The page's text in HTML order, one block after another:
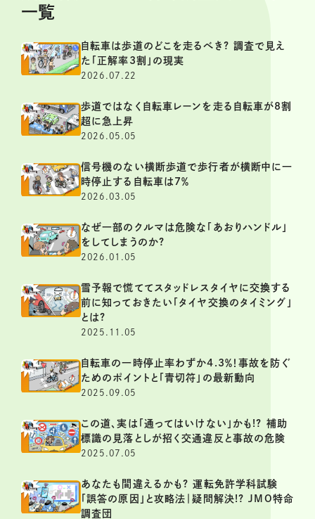
一覧
自転車は歩道のどこを走るべき? 調査で見え
た「正解率3割」の現実
2026.07.22
歩道ではなく自転車レーンを走る自転車が8割
超に急上昇
2026.05.05
信号機のない横断歩道で歩行者が横断中に一
時停止する自転車は7％
2026.03.05
なぜ一部のクルマは危険な「あおりハンドル」
をしてしまうのか?
2026.01.05
雪予報で慌ててスタッドレスタイヤに交換する
前に知っておきたい「タイヤ交換のタイミング」
とは?
2025.11.05
自転車の一時停止率わずか4.3％！事故を防ぐ
ためのポイントと「青切符」の最新動向
2025.09.05
この道、実は「通ってはいけない」かも!? 補助
標識の見落としが招く交通違反と事故の危険
2025.07.05
あなたも間違えるかも? 運転免許学科試験
「誤答の原因」と攻略法｜疑問解決!? JMO特命
調査団